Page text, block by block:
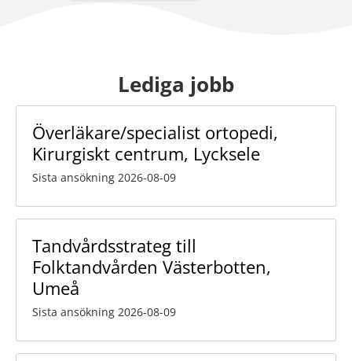
Lediga jobb
Överläkare/specialist ortopedi,
Kirurgiskt centrum, Lycksele
Sista ansökning 2026-08-09
Tandvårdsstrateg till
Folktandvården Västerbotten,
Umeå
Sista ansökning 2026-08-09